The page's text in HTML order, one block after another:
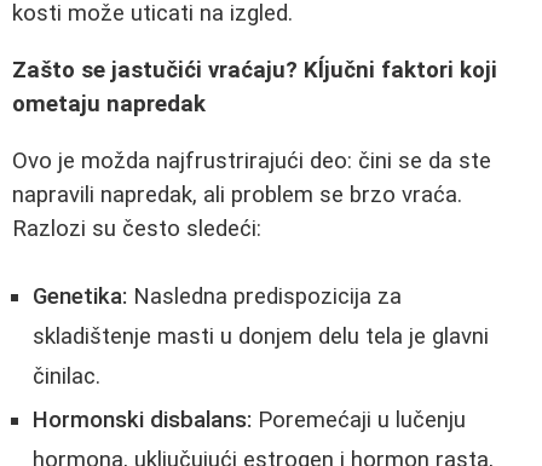
kosti može uticati na izgled.
Zašto se jastučići vraćaju? Kĺjučni faktori koji
ometaju napredak
Ovo je možda najfrustrirajući deo: čini se da ste
napravili napredak, ali problem se brzo vraća.
Razlozi su često sledeći:
Genetika: Nasledna predispozicija za
skladištenje masti u donjem delu tela je glavni
činilac.
Hormonski disbalans: Poremećaji u lučenju
hormona, uključujući estrogen i hormon rasta,